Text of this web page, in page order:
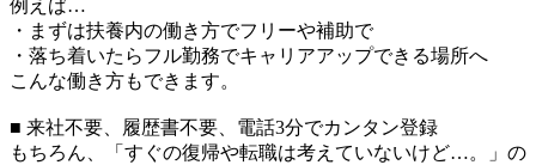
例えば…
・まずは扶養内の働き方でフリーや補助で
・落ち着いたらフル勤務でキャリアアップできる場所へ
こんな働き方もできます。
■ 来社不要、履歴書不要、電話3分でカンタン登録
もちろん、「すぐの復帰や転職は考えていないけど…。」の